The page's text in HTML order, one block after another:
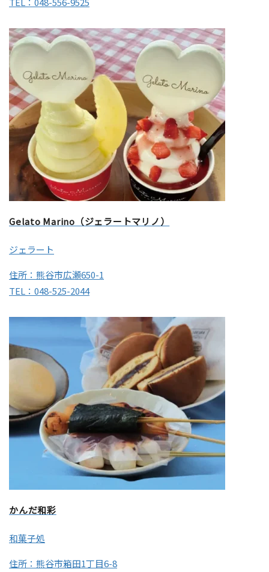
Gelato Marino（ジェラートマリノ）
ジェラート
住所：熊谷市広瀬650-1
TEL：048-525-2044
かんだ和彩
和菓子処
住所：熊谷市箱田1丁目6-8